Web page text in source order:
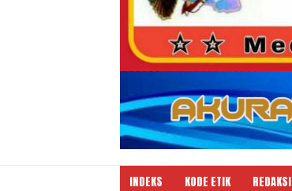
INDEKS KODE ETIK REDAKSI